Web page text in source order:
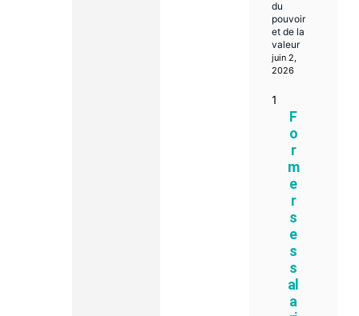
du
pouvoir
et de la
valeur
juin 2,
2026
F
o
r
m
e
r
s
e
s
s
al
a